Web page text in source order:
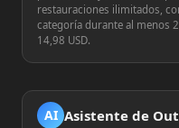
restauraciones ilimitados,
categoría durante al menos
14,98 USD.
AI Asistente de